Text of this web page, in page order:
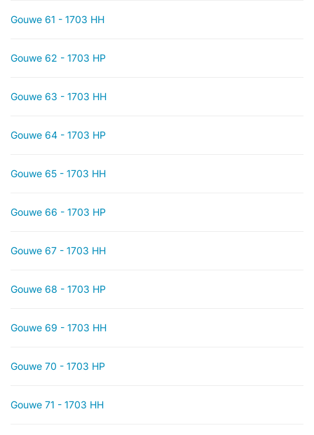
Gouwe 61 - 1703 HH
Gouwe 62 - 1703 HP
Gouwe 63 - 1703 HH
Gouwe 64 - 1703 HP
Gouwe 65 - 1703 HH
Gouwe 66 - 1703 HP
Gouwe 67 - 1703 HH
Gouwe 68 - 1703 HP
Gouwe 69 - 1703 HH
Gouwe 70 - 1703 HP
Gouwe 71 - 1703 HH